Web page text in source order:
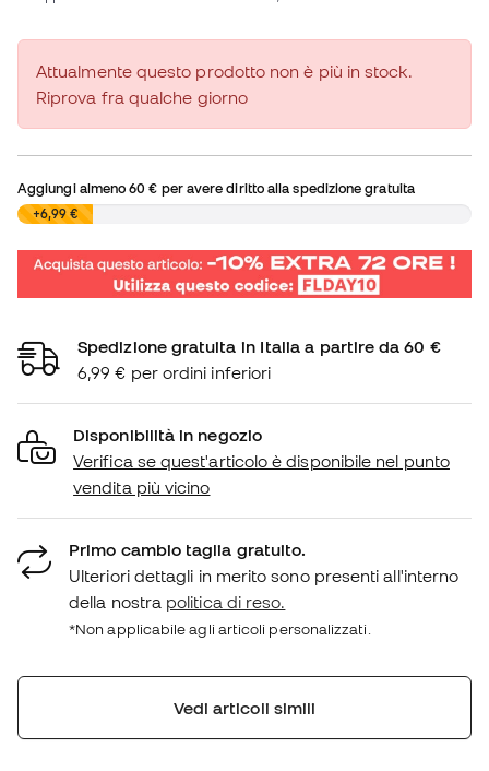
Attualmente questo prodotto non è più in stock.
Riprova fra qualche giorno
Aggiungi almeno60 € per avere diritto alla spedizione gratuita
0,00 €
+6,99 €
Spedizione gratuita in Italia a partire da 60 €
6,99 € per ordini inferiori
Disponibilità in negozio
Verifica se quest'articolo è disponibile nel punto
vendita più vicino
Primo cambio taglia gratuito.
Ulteriori dettagli in merito sono presenti all'interno
della nostra politica di reso.
*Non applicabile agli articoli personalizzati.
Vedi articoli simili